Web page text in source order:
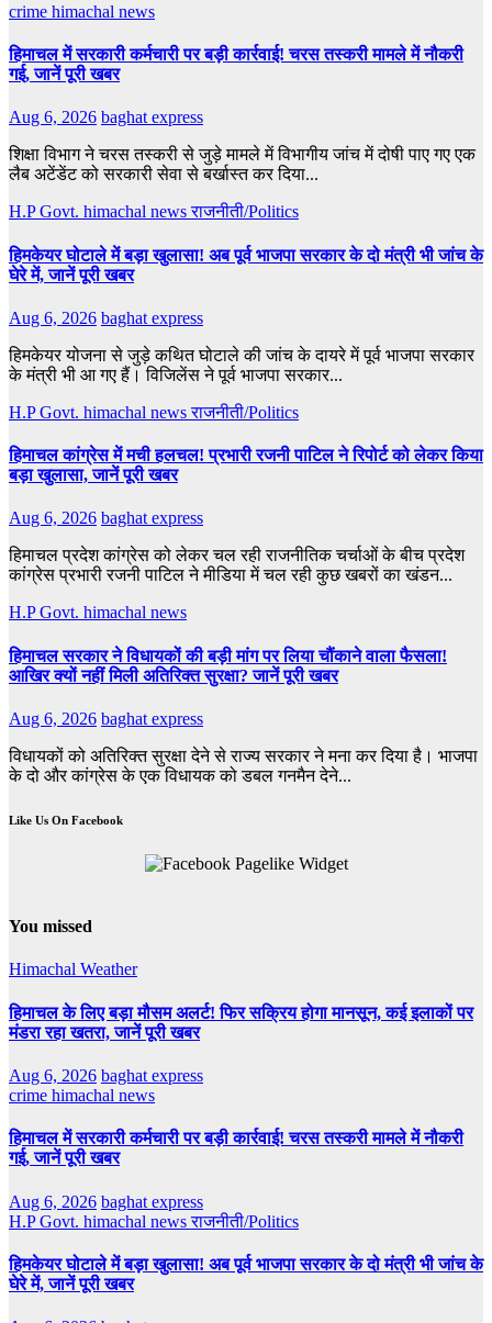
crime himachal news
हिमाचल में सरकारी कर्मचारी पर बड़ी कार्रवाई! चरस तस्करी मामले में नौकरी
गई, जानें पूरी खबर
Aug 6, 2026 baghat express
शिक्षा विभाग ने चरस तस्करी से जुड़े मामले में विभागीय जांच में दोषी पाए गए एक
लैब अटेंडेंट को सरकारी सेवा से बर्खास्त कर दिया...
H.P Govt. himachal newsराजनीती/Politics
हिमकेयर घोटाले में बड़ा खुलासा! अब पूर्व भाजपा सरकार के दो मंत्री भी जांच के
घेरे में, जानें पूरी खबर
Aug 6, 2026 baghat express
हिमकेयर योजना से जुड़े कथित घोटाले की जांच के दायरे में पूर्व भाजपा सरकार
के मंत्री भी आ गए हैं। विजिलेंस ने पूर्व भाजपा सरकार...
H.P Govt. himachal newsराजनीती/Politics
हिमाचल कांग्रेस में मची हलचल! प्रभारी रजनी पाटिल ने रिपोर्ट को लेकर किया
बड़ा खुलासा, जानें पूरी खबर
Aug 6, 2026 baghat express
हिमाचल प्रदेश कांग्रेस को लेकर चल रही राजनीतिक चर्चाओं के बीच प्रदेश
कांग्रेस प्रभारी रजनी पाटिल ने मीडिया में चल रही कुछ खबरों का खंडन...
H.P Govt. himachal news
हिमाचल सरकार ने विधायकों की बड़ी मांग पर लिया चौंकाने वाला फैसला!
आखिर क्यों नहीं मिली अतिरिक्त सुरक्षा? जानें पूरी खबर
Aug 6, 2026 baghat express
विधायकों को अतिरिक्त सुरक्षा देने से राज्य सरकार ने मना कर दिया है। भाजपा
के दो और कांग्रेस के एक विधायक को डबल गनमैन देने...
Like Us On Facebook
You missed
Himachal Weather
हिमाचल के लिए बड़ा मौसम अलर्ट! फिर सक्रिय होगा मानसून, कई इलाकों पर
मंडरा रहा खतरा, जानें पूरी खबर
Aug 6, 2026 baghat express
crime himachal news
हिमाचल में सरकारी कर्मचारी पर बड़ी कार्रवाई! चरस तस्करी मामले में नौकरी
गई, जानें पूरी खबर
Aug 6, 2026 baghat express
H.P Govt. himachal newsराजनीती/Politics
हिमकेयर घोटाले में बड़ा खुलासा! अब पूर्व भाजपा सरकार के दो मंत्री भी जांच के
घेरे में, जानें पूरी खबर